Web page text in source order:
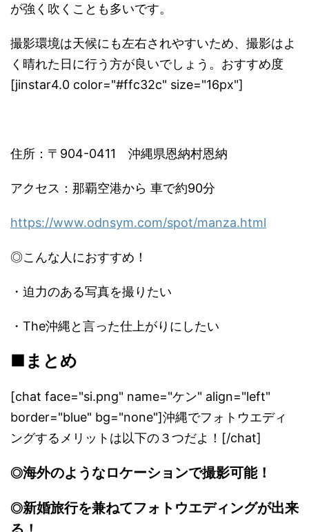
が強く吹くことも多いです。
撮影環境は天候にも左右されやすいため、 撮影はよ
く晴れた日に行う方が良いでしょう。おすすめ度
[jinstar4.0 color="#ffc32c" size="16px"]
住所：〒904-0411 沖縄県恩納村恩納
アクセス：那覇空港から 車で約90分
https://www.odnsym.com/spot/manza.html
◎こんな人におすすめ！
・迫力のある写真を撮りたい
・The沖縄と言った仕上がりにしたい
■ まとめ
[chat face="si.png" name="ケン" align="left"
border="blue" bg="none"]沖縄でフォトウエディ
ングするメリットは以下の３つだよ！[/chat]
◎海外のようなロケーションで撮影可能！
◎新婚旅行を兼ねてフォトウエディングが出来